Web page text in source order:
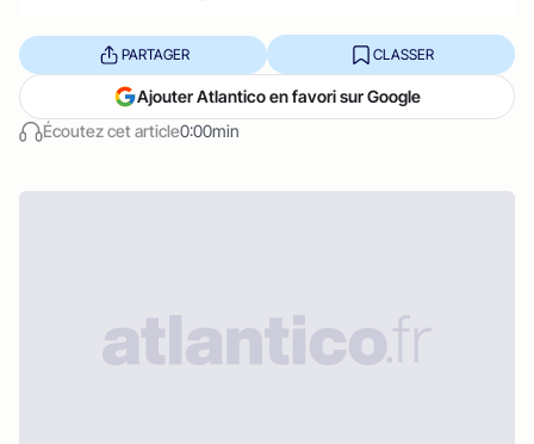
Écoutez cet article0:00min
PARTAGER CLASSER
Ajouter Atlantico en favori sur Google